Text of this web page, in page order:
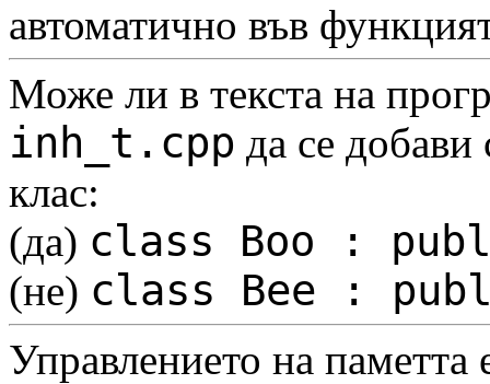
автоматично във
Може ли в текста на
inh_t.cpp да се
клас:
(да) class Boo :
(не) class Bee :
Управлението на